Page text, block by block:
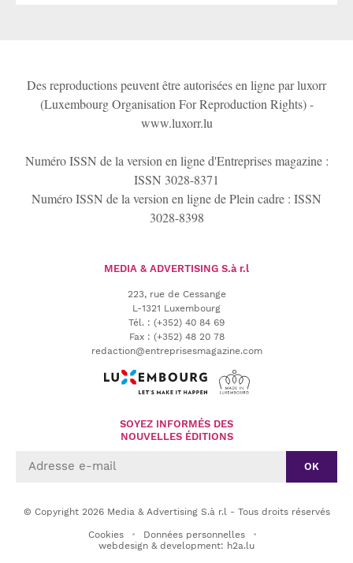
Des reproductions peuvent être autorisées en ligne par luxorr
(Luxembourg Organisation For Reproduction Rights) -
www.luxorr.lu
Numéro ISSN de la version en ligne d'Entreprises magazine :
ISSN 3028-8371
Numéro ISSN de la version en ligne de Plein cadre : ISSN
3028-8398
MEDIA & ADVERTISING S.à r.l
223, rue de Cessange
L-1321 Luxembourg
Tél. : (+352) 40 84 69
Fax : (+352) 48 20 78
redaction@entreprisesmagazine.com
SOYEZ INFORMÉS DES
NOUVELLES ÉDITIONS
OK
© Copyright 2026 Media & Advertising S.à r.l - Tous droits réservés
Cookies
Données personnelles
webdesign & development: h2a.lu